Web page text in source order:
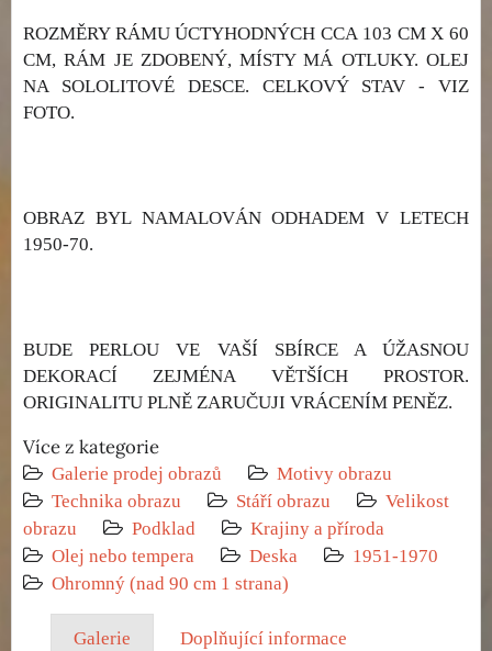
ROZMĚRY RÁMU ÚCTYHODNÝCH CCA 103 CM X 60
CM, RÁM JE ZDOBENÝ, MÍSTY MÁ OTLUKY. OLEJ
NA SOLOLITOVÉ DESCE. CELKOVÝ STAV - VIZ
FOTO.
OBRAZ BYL NAMALOVÁN ODHADEM V LETECH
1950-70.
BUDE PERLOU VE VAŠÍ SBÍRCE A ÚŽASNOU
DEKORACÍ ZEJMÉNA VĚTŠÍCH PROSTOR.
ORIGINALITU PLNĚ ZARUČUJI VRÁCENÍM PENĚZ.
Více z kategorie
Galerie prodej obrazů
Motivy obrazu
Technika obrazu
Stáří obrazu
Velikost
obrazu
Podklad
Krajiny a příroda
Olej nebo tempera
Deska
1951-1970
Ohromný (nad 90 cm 1 strana)
Galerie Doplňující informace